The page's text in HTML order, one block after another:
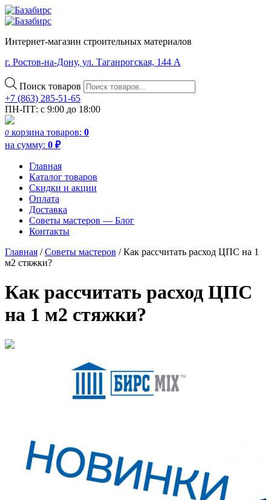
Интернет-магазин строительных материалов
г. Ростов-на-Дону, ул. Таганрогская, 144 А
Поиск товаров
+7 (863) 285-51-65
ПН-ПТ: с 9:00 до 18:00
0 корзина товаров: 0
на сумму: 0 ₽
Главная
Каталог товаров
Скидки и акции
Оплата
Доставка
Советы мастеров — Блог
Контакты
Главная /Советы мастеров /Как рассчитать расход ЦПС на 1
м2 стяжки?
Как рассчитать расход ЦПС
на 1 м2 стяжки?